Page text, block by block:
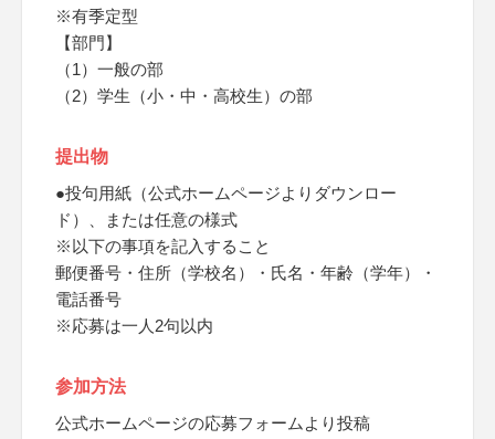
※有季定型
【部門】
（1）一般の部
（2）学生（小・中・高校生）の部
提出物
●投句用紙（公式ホームページよりダウンロー
ド）、または任意の様式
※以下の事項を記入すること
郵便番号・住所（学校名）・氏名・年齢（学年）・
電話番号
※応募は一人2句以内
参加方法
公式ホームページの応募フォームより投稿